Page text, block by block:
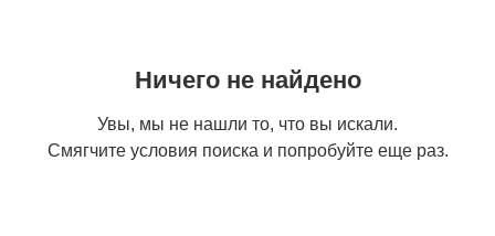
недвижимость
Гаражи и
машиноместа
Ничего не найдено
Увы, мы не нашли то, что вы искали.
Смягчите условия поиска и попробуйте еще раз.